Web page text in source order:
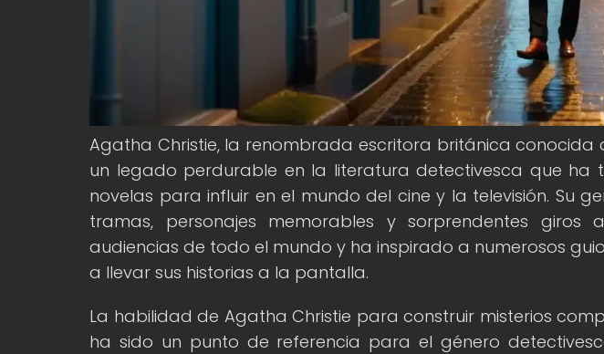
Agatha Christie, la renombrada escritora británica conocida
un legado perdurable en la literatura detectivesca que ha
novelas para influir en el mundo del cine y la televisión. Su
tramas, personajes memorables y sorprendentes giros
audiencias de todo el mundo y ha inspirado a numerosos
a llevar sus historias a la pantalla.
La habilidad de Agatha Christie para construir misterios
ha sido un punto de referencia para el género